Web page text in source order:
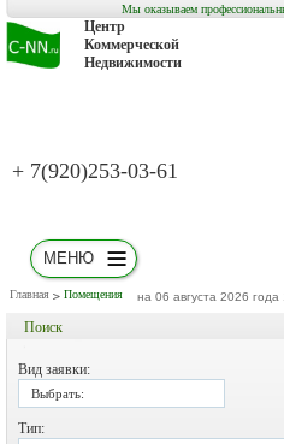
Мы оказываем
Центр
Коммерческой
Недвижимости
ЦКН
+ 7(920)253-03-61
МЕНЮ
Главная Помещения на 06 августа 2026 года
Поиск
Вид заявки:
Выбрать:
Тип: